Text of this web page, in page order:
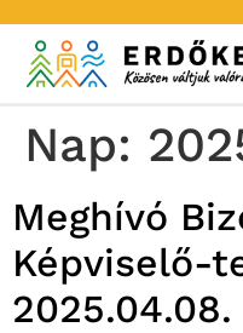
Nap:
Meghívó
Képviselő-
2025.04.08.